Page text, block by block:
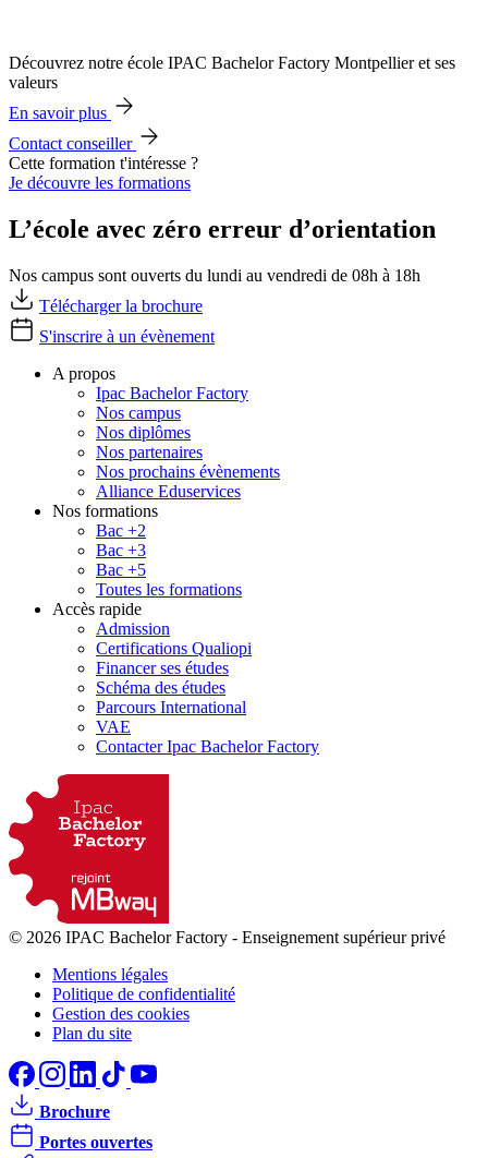
Découvrez notre école IPAC Bachelor Factory Montpellier et ses
valeurs
En savoir plus
Contact conseiller
Cette formation t'intéresse ?
Je découvre les formations
L’école avec zéro erreur d’orientation
Nos campus sont ouverts du lundi au vendredi de 08h à 18h
Télécharger la brochure
S'inscrire à un évènement
A propos
Ipac Bachelor Factory
Nos campus
Nos diplômes
Nos partenaires
Nos prochains évènements
Alliance Eduservices
Nos formations
Bac +2
Bac +3
Bac +5
Toutes les formations
Accès rapide
Admission
Certifications Qualiopi
Financer ses études
Schéma des études
Parcours International
VAE
Contacter Ipac Bachelor Factory
© 2026 IPAC Bachelor Factory - Enseignement supérieur privé
Mentions légales
Politique de confidentialité
Gestion des cookies
Plan du site
Brochure
Portes ouvertes